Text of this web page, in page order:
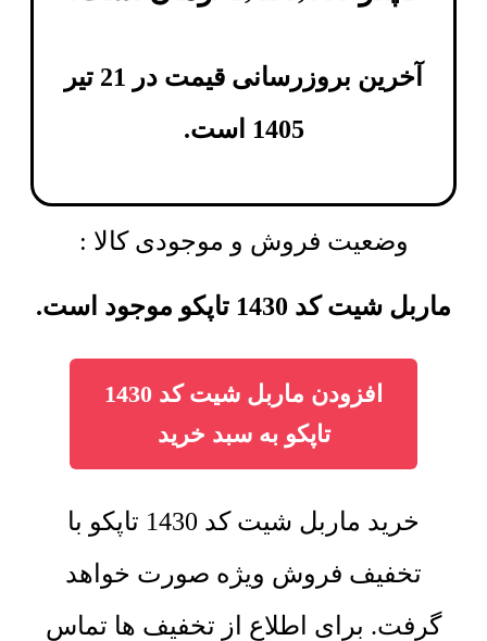
آخرین بروزرسانی قیمت در 21 تیر
1405 است.
وضعیت فروش و موجودی کالا :
ماربل شیت کد 1430 تاپکو موجود است.
افزودن ماربل شیت کد 1430
تاپکو به سبد خرید
خرید ماربل شیت کد 1430 تاپکو با
تخفیف فروش ویژه صورت خواهد
گرفت. برای اطلاع از تخفیف ها تماس